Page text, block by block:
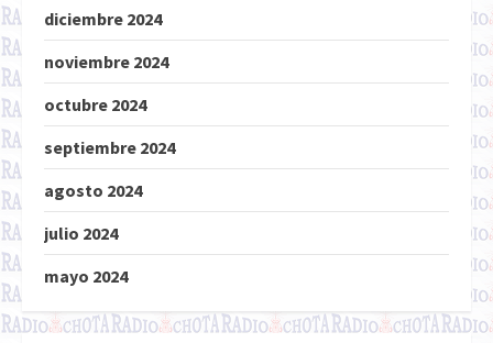
diciembre 2024
noviembre 2024
octubre 2024
septiembre 2024
agosto 2024
julio 2024
mayo 2024